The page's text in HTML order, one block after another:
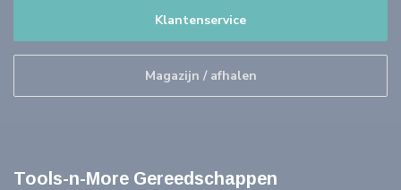
Klantenservice
Magazijn / afhalen
Tools-n-More Gereedschappen